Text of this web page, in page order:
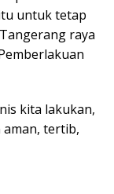
untuk tetap
raya
kita lakukan,
tertib,